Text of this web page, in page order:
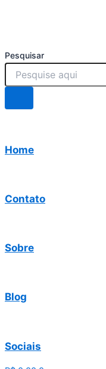
Pesquisar
Home
Contato
Sobre
Blog
Sociais